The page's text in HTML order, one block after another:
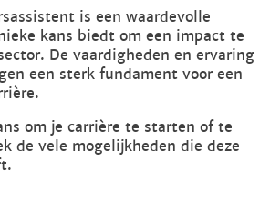
is een waardevolle
kans biedt om een impact te
De vaardigheden en ervaring
een sterk fundament voor een
om je carrière te starten of te
de vele mogelijkheden die deze